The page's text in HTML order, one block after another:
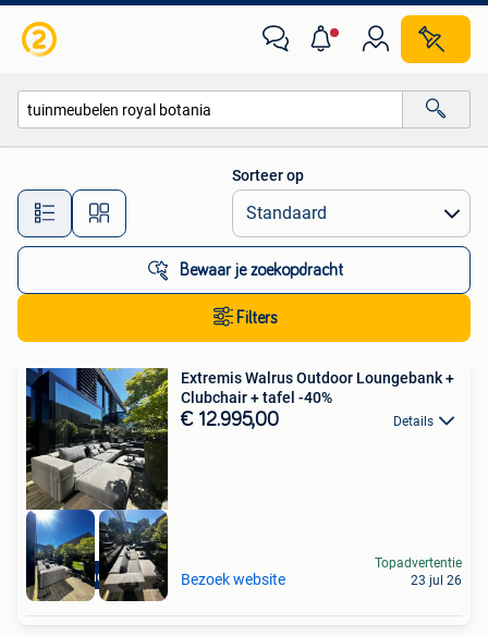
Alle afstanden…
Sorteer op
Bewaar je zoekopdracht
Filters
High-end Outlet
Extremis Walrus Outdoor Loungebank +
Clubchair + tafel -40%
€ 12.995,00 Details
Bezoek website
Topadvertentie
23 jul 26